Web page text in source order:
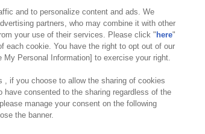
について カスタマーハラスメント対応方針
and to personalize content and ads. We
partners, who may combine it with other
your use of their services. Please click " here"
each cookie. You have the right to opt out of our
Personal Information] to exercise your right.
, if you choose to allow the sharing of cookies
have consented to the sharing regardless of the
manage your consent on the following
the banner.